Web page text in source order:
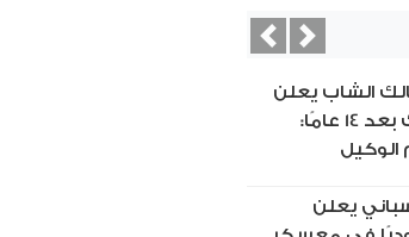
الشاب يعلن
رحيله عن الزمالك بعد 14 عامًا:
يعلن
PreviousNext